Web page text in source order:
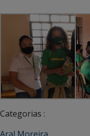
Categorias :